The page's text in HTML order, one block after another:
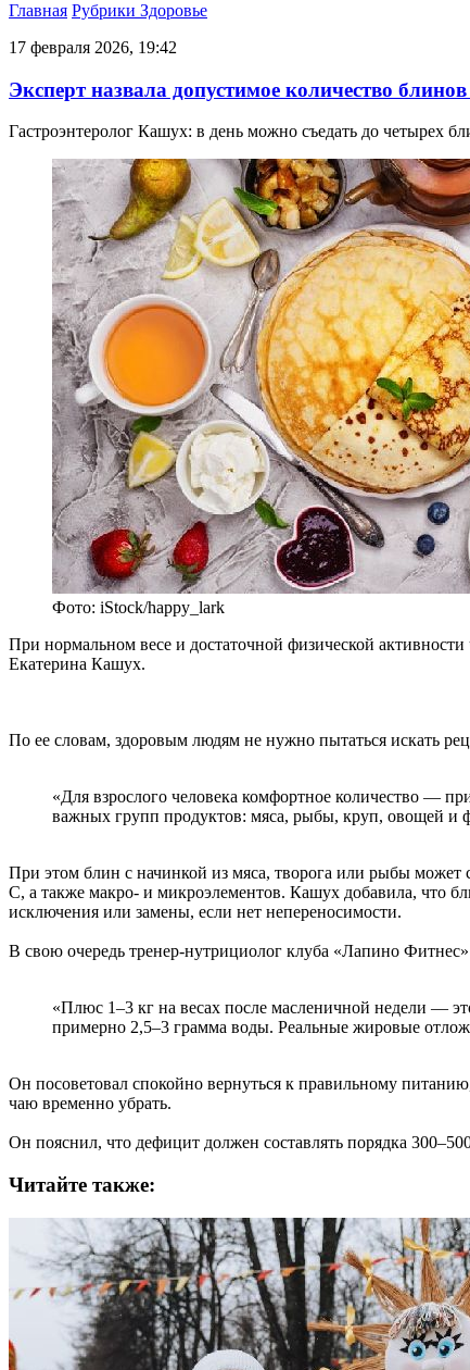
Главная Рубрики Здоровье
17 февраля 2026, 19:42
Эксперт назвала допустимое количество
Гастроэнтеролог Кашух: в день можно съедать до четырех
Фото: iStock/happy_lark
При нормальном весе и достаточной физической активности
Екатерина Кашух.
По ее словам, здоровым людям не нужно пытаться искать
«Для взрослого человека комфортное количество —
важных групп продуктов: мяса, рыбы, круп, овощей и
При этом блин с начинкой из мяса, творога или рыбы может
С, а также макро- и микроэлементов. Кашух добавила, что
исключения или замены, если нет непереносимости.
В свою очередь тренер-нутрициолог клуба «Лапино
«Плюс 1–3 кг на весах после масленичной недели —
примерно 2,5–3 грамма воды. Реальные жировые
Он посоветовал спокойно вернуться к правильному
чаю временно убрать.
Он пояснил, что дефицит должен составлять порядка
Читайте также: